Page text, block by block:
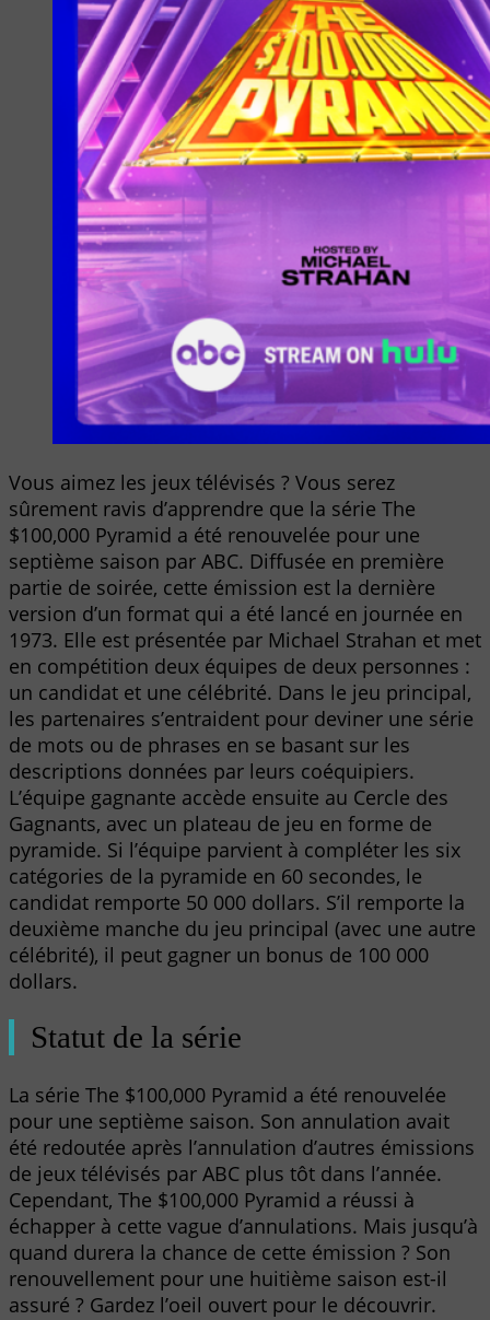
Vous aimez les jeux télévisés ? Vous serez
sûrement ravis d’apprendre que la série The
$100,000 Pyramid a été renouvelée pour une
septième saison par ABC. Diffusée en première
partie de soirée, cette émission est la dernière
version d’un format qui a été lancé en journée en
1973. Elle est présentée par Michael Strahan et met
en compétition deux équipes de deux personnes :
un candidat et une célébrité. Dans le jeu principal,
les partenaires s’entraident pour deviner une série
de mots ou de phrases en se basant sur les
descriptions données par leurs coéquipiers.
L’équipe gagnante accède ensuite au Cercle des
Gagnants, avec un plateau de jeu en forme de
pyramide. Si l’équipe parvient à compléter les six
catégories de la pyramide en 60 secondes, le
candidat remporte 50 000 dollars. S’il remporte la
deuxième manche du jeu principal (avec une autre
célébrité), il peut gagner un bonus de 100 000
dollars.
Statut de la série
La série The $100,000 Pyramid a été renouvelée
pour une septième saison. Son annulation avait
été redoutée après l’annulation d’autres émissions
de jeux télévisés par ABC plus tôt dans l’année.
Cependant, The $100,000 Pyramid a réussi à
échapper à cette vague d’annulations. Mais jusqu’à
quand durera la chance de cette émission ? Son
renouvellement pour une huitième saison est-il
assuré ? Gardez l’oeil ouvert pour le découvrir.